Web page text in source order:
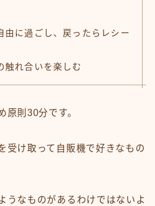
由に過ごし、戻ったらレシー
触れ合いを楽しむ
原則30分です。
受け取って自販機で好きなもの
うなものがあるわけではないよ